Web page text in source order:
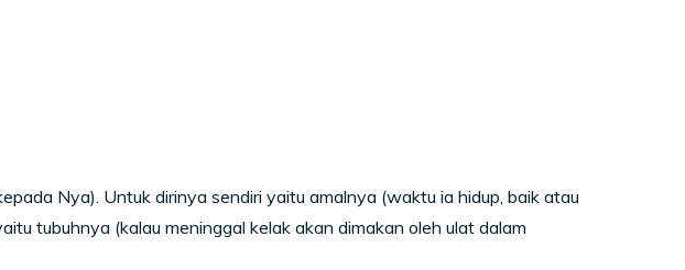
Nya). Untuk dirinya sendiri yaitu amalnya (waktu ia hidup, baik atau
tubuhnya (kalau meninggal kelak akan dimakan oleh ulat dalam